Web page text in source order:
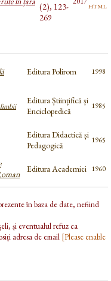
(2), 123-
269
html
Editura Polirom 1998
Editura Științifică și
Enciclopedică
1985
Editura Didactică și
Pedagogică
1965
Editura Academiei 1960
în baza de date, nefiind
și eventualul refuz ca
adresa de email [Please enable